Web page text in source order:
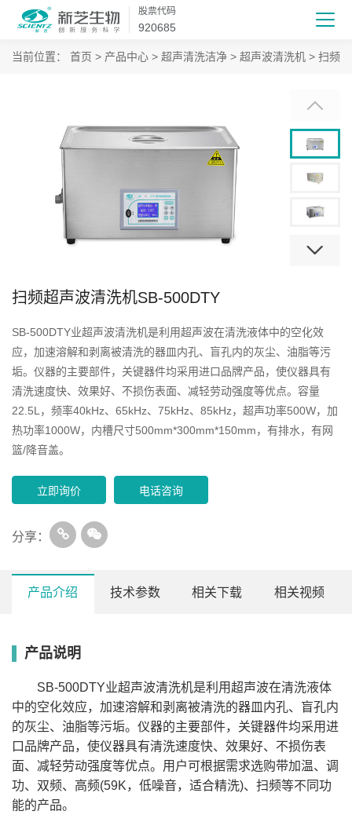
股票代码
920685
当前位置： 首页 > 产品中心 > 超声清洗洁净 > 超声波清洗机 > 扫频
扫频超声波清洗机SB-500DTY
SB-500DTY业超声波清洗机是利用超声波在清洗液体中的空化效
应，加速溶解和剥离被清洗的器皿内孔、盲孔内的灰尘、油脂等污
垢。仪器的主要部件，关键器件均采用进口品牌产品，使仪器具有
清洗速度快、效果好、不损伤表面、减轻劳动强度等优点。容量
22.5L，频率40kHz、65kHz、75kHz、85kHz，超声功率500W，加
热功率1000W，内槽尺寸500mm*300mm*150mm，有排水，有网
篮/降音盖。
立即询价 电话咨询
分享：
产品介绍 技术参数 相关下载 相关视频
产品说明
SB-500DTY业超声波清洗机是利用超声波在清洗液体
中的空化效应，加速溶解和剥离被清洗的器皿内孔、盲孔内
的灰尘、油脂等污垢。仪器的主要部件，关键器件均采用进
口品牌产品，使仪器具有清洗速度快、效果好、不损伤表
面、减轻劳动强度等优点。用户可根据需求选购带加温、调
功、双频、高频(59K，低噪音，适合精洗)、扫频等不同功
能的产品。
型号
内槽
300DTY
300*240*15010
40kHz、65kHz、
75kHz、85kHz
360 800 有
SB-
400DTY
300*240*200 14.4
40kHz、65kHz、
75kHz、85kHz
480 800 有
SB-
500DTY
500*300*15022.5
40kHz、65kHz、
75kHz、85kHz
600 1000 有
SB-
600DTY
500*300*20030
40kHz、65kHz、
75kHz、85kHz
720 1000 有
SB-
1000DTY 600*300*300 54
40kHz、65kHz、 1000 4000 有
SB-
600*400*300